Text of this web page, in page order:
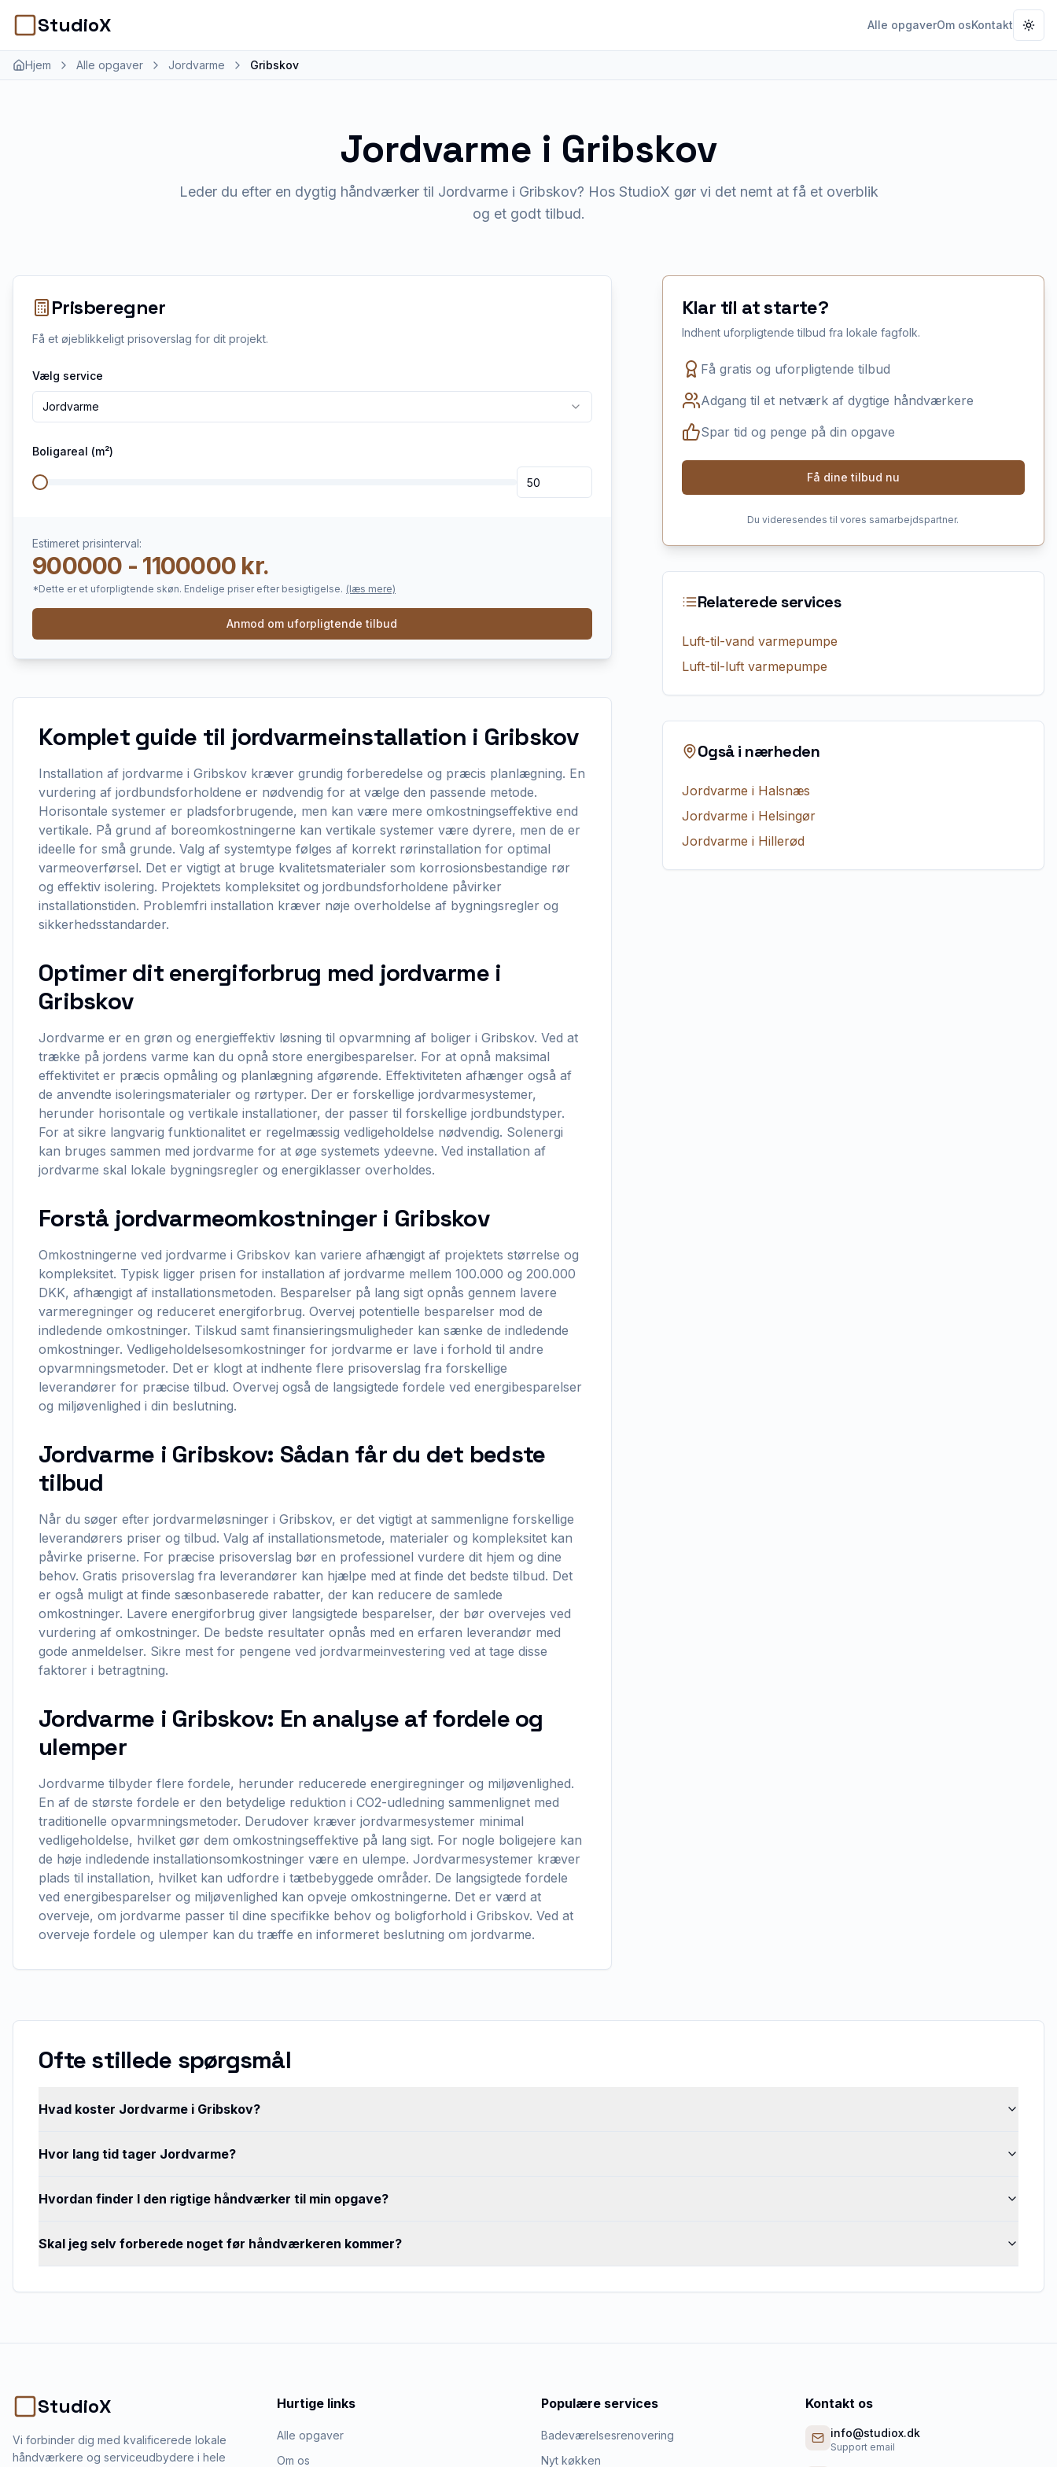
StudioX Alle opgaverOm osKontakt
Hjem Alle opgaver Jordvarme Gribskov
Jordvarme i Gribskov
Leder du efter en dygtig håndværker til Jordvarme i Gribskov? Hos StudioX gør vi det nemt at få et overblik
og et godt tilbud.
Prisberegner
Få et øjeblikkeligt prisoverslag for dit projekt.
Vælg service
Jordvarme
Boligareal (m²)
Estimeret prisinterval:
900000 - 1100000 kr.
*Dette er et uforpligtende skøn. Endelige priser efter besigtigelse. (læs mere)
Anmod om uforpligtende tilbud
Komplet guide til jordvarmeinstallation i Gribskov
Installation af jordvarme i Gribskov kræver grundig forberedelse og præcis planlægning. En
vurdering af jordbundsforholdene er nødvendig for at vælge den passende metode.
Horisontale systemer er pladsforbrugende, men kan være mere omkostningseffektive end
vertikale. På grund af boreomkostningerne kan vertikale systemer være dyrere, men de er
ideelle for små grunde. Valg af systemtype følges af korrekt rørinstallation for optimal
varmeoverførsel. Det er vigtigt at bruge kvalitetsmaterialer som korrosionsbestandige rør
og effektiv isolering. Projektets kompleksitet og jordbundsforholdene påvirker
installationstiden. Problemfri installation kræver nøje overholdelse af bygningsregler og
sikkerhedsstandarder.
Optimer dit energiforbrug med jordvarme i
Gribskov
Jordvarme er en grøn og energieffektiv løsning til opvarmning af boliger i Gribskov. Ved at
trække på jordens varme kan du opnå store energibesparelser. For at opnå maksimal
effektivitet er præcis opmåling og planlægning afgørende. Effektiviteten afhænger også af
de anvendte isoleringsmaterialer og rørtyper. Der er forskellige jordvarmesystemer,
herunder horisontale og vertikale installationer, der passer til forskellige jordbundstyper.
For at sikre langvarig funktionalitet er regelmæssig vedligeholdelse nødvendig. Solenergi
kan bruges sammen med jordvarme for at øge systemets ydeevne. Ved installation af
jordvarme skal lokale bygningsregler og energiklasser overholdes.
Forstå jordvarmeomkostninger i Gribskov
Omkostningerne ved jordvarme i Gribskov kan variere afhængigt af projektets størrelse og
kompleksitet. Typisk ligger prisen for installation af jordvarme mellem 100.000 og 200.000
DKK, afhængigt af installationsmetoden. Besparelser på lang sigt opnås gennem lavere
varmeregninger og reduceret energiforbrug. Overvej potentielle besparelser mod de
indledende omkostninger. Tilskud samt finansieringsmuligheder kan sænke de indledende
omkostninger. Vedligeholdelsesomkostninger for jordvarme er lave i forhold til andre
opvarmningsmetoder. Det er klogt at indhente flere prisoverslag fra forskellige
leverandører for præcise tilbud. Overvej også de langsigtede fordele ved energibesparelser
og miljøvenlighed i din beslutning.
Jordvarme i Gribskov: Sådan får du det bedste
tilbud
Når du søger efter jordvarmeløsninger i Gribskov, er det vigtigt at sammenligne forskellige
leverandørers priser og tilbud. Valg af installationsmetode, materialer og kompleksitet kan
påvirke priserne. For præcise prisoverslag bør en professionel vurdere dit hjem og dine
behov. Gratis prisoverslag fra leverandører kan hjælpe med at finde det bedste tilbud. Det
er også muligt at finde sæsonbaserede rabatter, der kan reducere de samlede
omkostninger. Lavere energiforbrug giver langsigtede besparelser, der bør overvejes ved
vurdering af omkostninger. De bedste resultater opnås med en erfaren leverandør med
gode anmeldelser. Sikre mest for pengene ved jordvarmeinvestering ved at tage disse
faktorer i betragtning.
Jordvarme i Gribskov: En analyse af fordele og
ulemper
Jordvarme tilbyder flere fordele, herunder reducerede energiregninger og miljøvenlighed.
En af de største fordele er den betydelige reduktion i CO2-udledning sammenlignet med
traditionelle opvarmningsmetoder. Derudover kræver jordvarmesystemer minimal
vedligeholdelse, hvilket gør dem omkostningseffektive på lang sigt. For nogle boligejere kan
de høje indledende installationsomkostninger være en ulempe. Jordvarmesystemer kræver
plads til installation, hvilket kan udfordre i tætbebyggede områder. De langsigtede fordele
ved energibesparelser og miljøvenlighed kan opveje omkostningerne. Det er værd at
overveje, om jordvarme passer til dine specifikke behov og boligforhold i Gribskov. Ved at
overveje fordele og ulemper kan du træffe en informeret beslutning om jordvarme.
Klar til at starte?
Indhent uforpligtende tilbud fra lokale fagfolk.
Få gratis og uforpligtende tilbud
Adgang til et netværk af dygtige håndværkere
Spar tid og penge på din opgave
Få dine tilbud nu
Du videresendes til vores samarbejdspartner.
Relaterede services
Luft-til-vand varmepumpe
Luft-til-luft varmepumpe
Også i nærheden
Jordvarme i Halsnæs
Jordvarme i Helsingør
Jordvarme i Hillerød
Ofte stillede spørgsmål
Hvad koster Jordvarme i Gribskov?
Hvor lang tid tager Jordvarme?
Hvordan finder I den rigtige håndværker til min opgave?
Skal jeg selv forberede noget før håndværkeren kommer?
StudioX
Vi forbinder dig med kvalificerede lokale
håndværkere og serviceudbydere i hele
Hurtige links
Alle opgaver
Om os
Populære services
Badeværelsesrenovering
Nyt køkken
Kontakt os
info@studiox.dk
Support email